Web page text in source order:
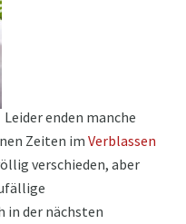
Leider enden manche
Zeiten im Verblassen
verschieden, aber
in der nächsten